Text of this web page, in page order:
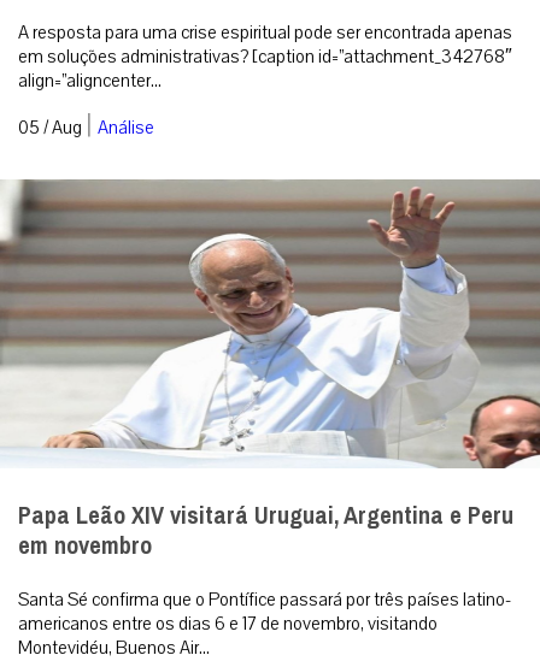
A resposta para uma crise espiritual pode ser encontrada apenas
em soluções administrativas? [caption id=”attachment_342768″
align=”aligncenter...
05 / Aug | Análise
Papa Leão XIV visitará Uruguai, Argentina e Peru
em novembro
Santa Sé confirma que o Pontífice passará por três países latino-
americanos entre os dias 6 e 17 de novembro, visitando
Montevidéu, Buenos Air...